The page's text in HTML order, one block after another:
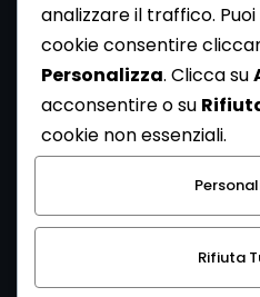
Newsletter
Se vuoi ricevere la Rivista
dalla Redazione di
Newsletter [Clicca Qui]
Con l'invio del messaggio
l’informativa sulla privacy e di
dei propri dati personali.
analizzare il traffico.
cookie consentire
Personalizza. Clicca su
acconsentire o su
cookie non essenziali.
Rifiuta